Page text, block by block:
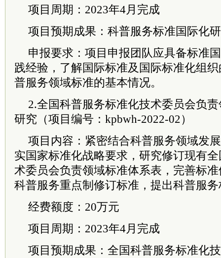
项目周期：2023年4月完成
项目预期成果：科普服务标准国际化
申报要求：项目申报团队应具备标准
践经验，了解国际标准及国际标准化组
普服务领域标准的基本情况。
2.全国科普服务标准化技术委员会负
研究（项目编号：kpbwh-2022-02）
项目内容：紧密结合科普服务领域发
实国家标准化战略要求，研究修订现有
术委员会负责领域标准体系表，完善标
科普服务重点制修订标准，提出科普服
经费额度：20万元
项目周期：2023年4月完成
项目预期成果：全国科普服务标准化